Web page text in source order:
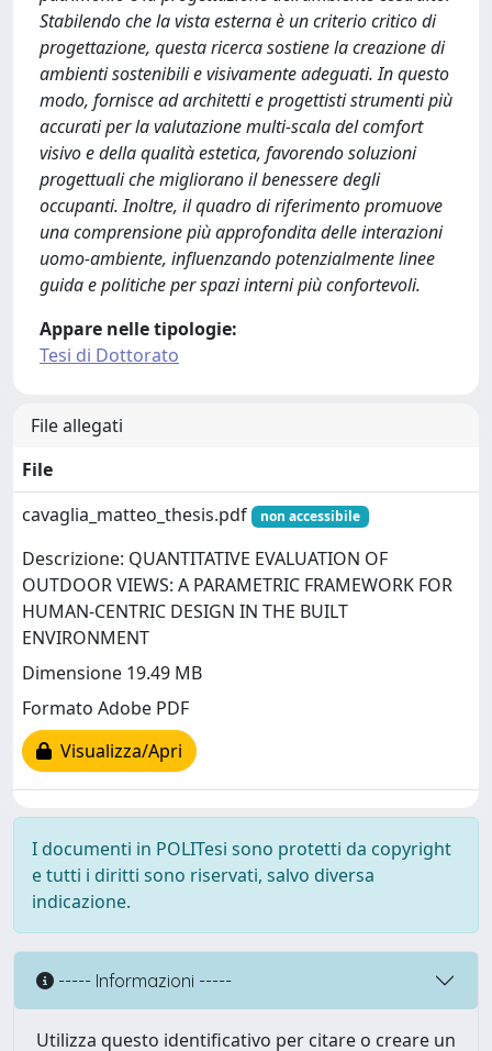
Stabilendo che la vista esterna è un criterio critico di
progettazione, questa ricerca sostiene la creazione di
ambienti sostenibili e visivamente adeguati. In questo
modo, fornisce ad architetti e progettisti strumenti più
accurati per la valutazione multi-scala del comfort
visivo e della qualità estetica, favorendo soluzioni
progettuali che migliorano il benessere degli
occupanti. Inoltre, il quadro di riferimento promuove
una comprensione più approfondita delle interazioni
uomo-ambiente, influenzando potenzialmente linee
guida e politiche per spazi interni più confortevoli.
Appare nelle tipologie:
Tesi di Dottorato
File allegati
File
cavaglia_matteo_thesis.pdf
non accessibile
Descrizione: QUANTITATIVE EVALUATION OF
OUTDOOR VIEWS: A PARAMETRIC FRAMEWORK FOR
HUMAN-CENTRIC DESIGN IN THE BUILT
ENVIRONMENT
Dimensione 19.49 MB
Formato Adobe PDF
Visualizza/Apri
I documenti in POLITesi sono protetti da copyright
e tutti i diritti sono riservati, salvo diversa
indicazione.
----- Informazioni -----
Utilizza questo identificativo per citare o creare un